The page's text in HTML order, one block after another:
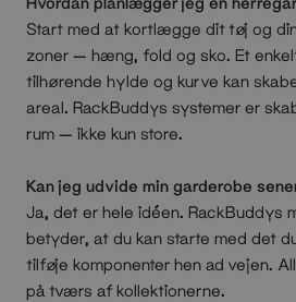
Start med at kortlægge dit tøj og
zoner — hæng, fold og sko. Et
tilhørende hylde og kurve kan
areal. RackBuddys systemer er
rum — ikke kun store.
Kan jeg udvide min garderobe
Ja, det er hele idéen. RackBuddys
betyder, at du kan starte med det
tilføje komponenter hen ad vejen.
på tværs af kollektionerne.